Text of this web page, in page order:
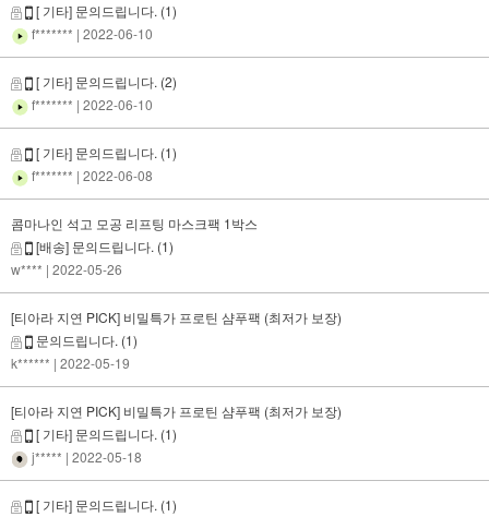
[ 기타] 문의드립니다. (1)
f******* | 2022-06-10
[ 기타] 문의드립니다. (2)
f******* | 2022-06-10
[ 기타] 문의드립니다. (1)
f******* | 2022-06-08
콤마나인 석고 모공 리프팅 마스크팩 1박스
[배송] 문의드립니다. (1)
w**** | 2022-05-26
[티아라 지연 PICK] 비밀특가 프로틴 샴푸팩 (최저가 보장)
문의드립니다. (1)
k****** | 2022-05-19
[티아라 지연 PICK] 비밀특가 프로틴 샴푸팩 (최저가 보장)
[ 기타] 문의드립니다. (1)
j***** | 2022-05-18
[ 기타] 문의드립니다. (1)